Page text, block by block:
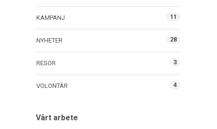
KAMPANJ 11
NYHETER 28
RESOR 3
VOLONTÄR 4
Vårt arbete